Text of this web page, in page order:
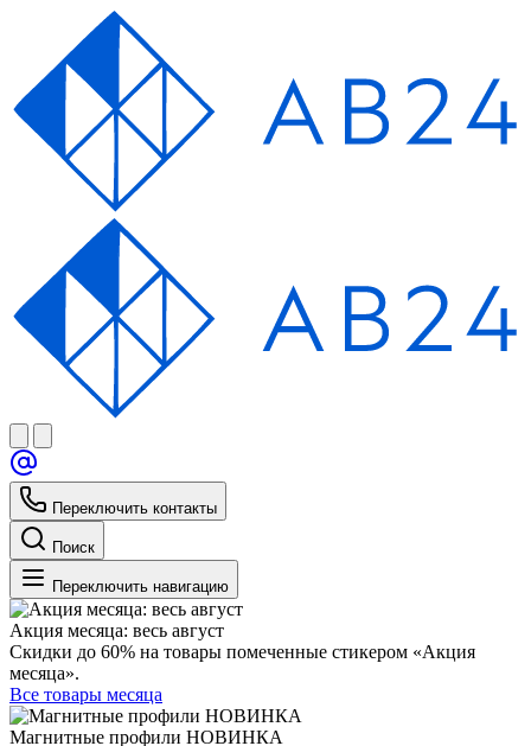
Переключить контакты
Поиск
Переключить навигацию
Акция месяца: весь август
Скидки до 60% на товары помеченные стикером «Акция
месяца».
Все товары месяца
Магнитные профили НОВИНКА